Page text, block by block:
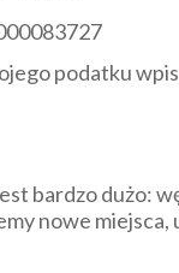
podatku
bardzo dużo:
nowe miejsca,